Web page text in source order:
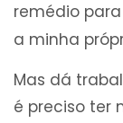
remédio
a minha
Mas dá
é preciso ter